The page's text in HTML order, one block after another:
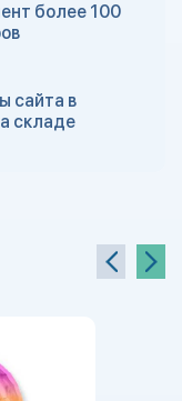
более 100
сайта в
складе